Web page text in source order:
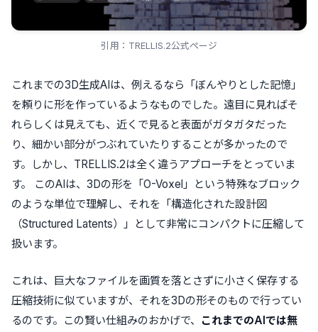
引用：TRELLIS.2公式ページ
これまでの3D生成AIは、例えるなら「ぼんやりとした記憶」
を頼りに形を作っているようなものでした。遠目に見ればそ
れらしくは見えても、近くで見ると表面がガタガタだった
り、細かい部分がつぶれていたりすることが多かったので
す。しかし、TRELLIS.2は全く違うアプローチをとっていま
す。 このAIは、3Dの形を「O-Voxel」という特殊なブロック
のような単位で理解し、それを「構造化された設計図
（Structured Latents）」として非常にコンパクトに圧縮して
扱います。
これは、巨大なファイルを画質を落とさずに小さく保存する
圧縮技術に似ていますが、それを3Dの形そのもので行ってい
るのです。この賢い仕組みのおかげで、
これまでのAIでは無